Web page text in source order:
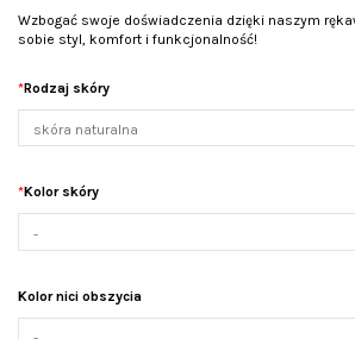
Wzbogać swoje doświadczenia dzięki naszym
sobie styl, komfort i funkcjonalność!
*Rodzaj skóry
*Kolor skóry
Kolor nici obszycia